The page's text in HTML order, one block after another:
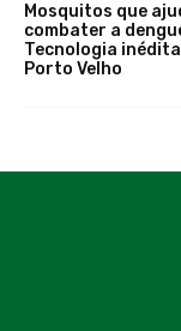
Mosquitos que
combater a
Tecnologia
Porto Velho